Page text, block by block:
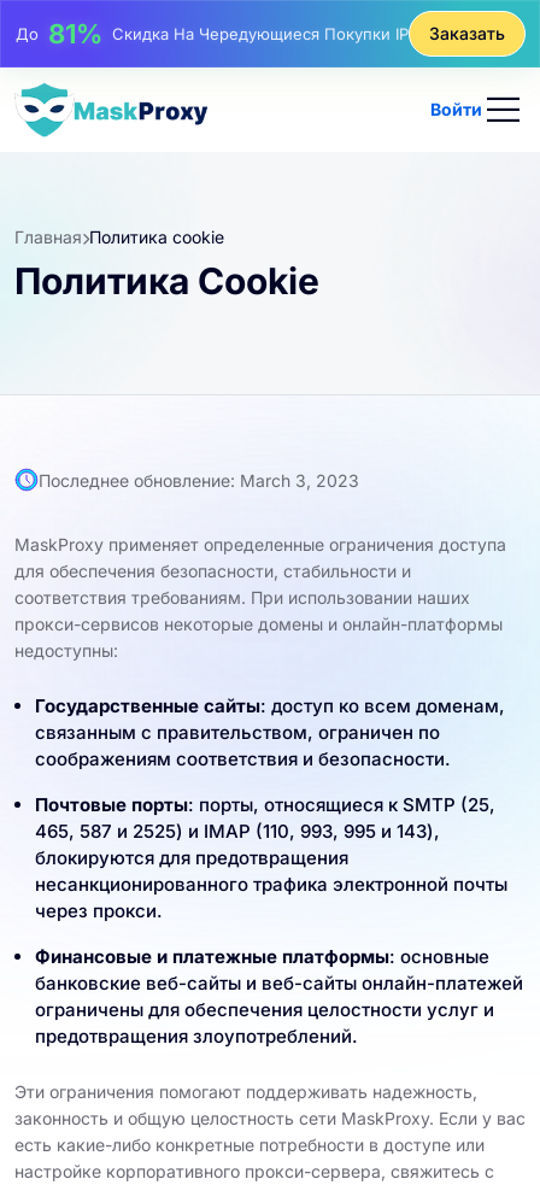
До 81% Скидка На Чередующиеся Покупки IP Заказать
Войти
Главная Политика cookie
Политика Cookie
Последнее обновление: March 3, 2023
MaskProxy применяет определенные ограничения доступа
для обеспечения безопасности, стабильности и
соответствия требованиям. При использовании наших
прокси-сервисов некоторые домены и онлайн-платформы
недоступны:
Государственные сайты: доступ ко всем доменам,
связанным с правительством, ограничен по
соображениям соответствия и безопасности.
Почтовые порты: порты, относящиеся к SMTP (25,
465, 587 и 2525) и IMAP (110, 993, 995 и 143),
блокируются для предотвращения
несанкционированного трафика электронной почты
через прокси.
Финансовые и платежные платформы: основные
банковские веб-сайты и веб-сайты онлайн-платежей
ограничены для обеспечения целостности услуг и
предотвращения злоупотреблений.
Эти ограничения помогают поддерживать надежность,
законность и общую целостность сети MaskProxy. Если у вас
есть какие-либо конкретные потребности в доступе или
настройке корпоративного прокси-сервера, свяжитесь с